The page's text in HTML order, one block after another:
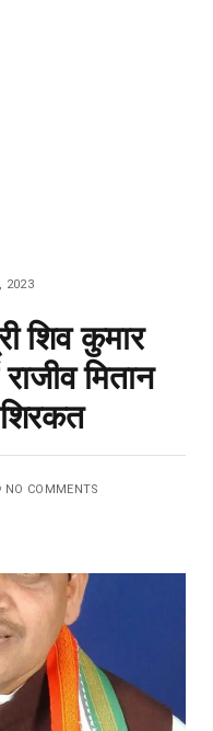
2023
शिव कुमार
मितान
NO COMMENTS